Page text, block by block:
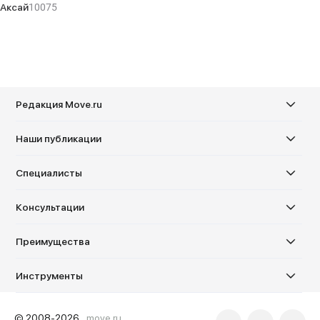
Аксай10075
Редакция Move.ru
Наши публикации
Специалисты
Консультации
Преимущества
Инструменты